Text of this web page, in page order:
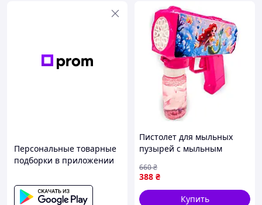
Персональные товарные
подборки в приложении
Пистолет для мыльных
пузырей с мыльным
батареи АА MK-17435
388 ₴
660₴
Купить